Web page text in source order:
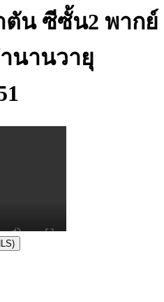
น ซีซั้น2 พากย์
นานวายุ